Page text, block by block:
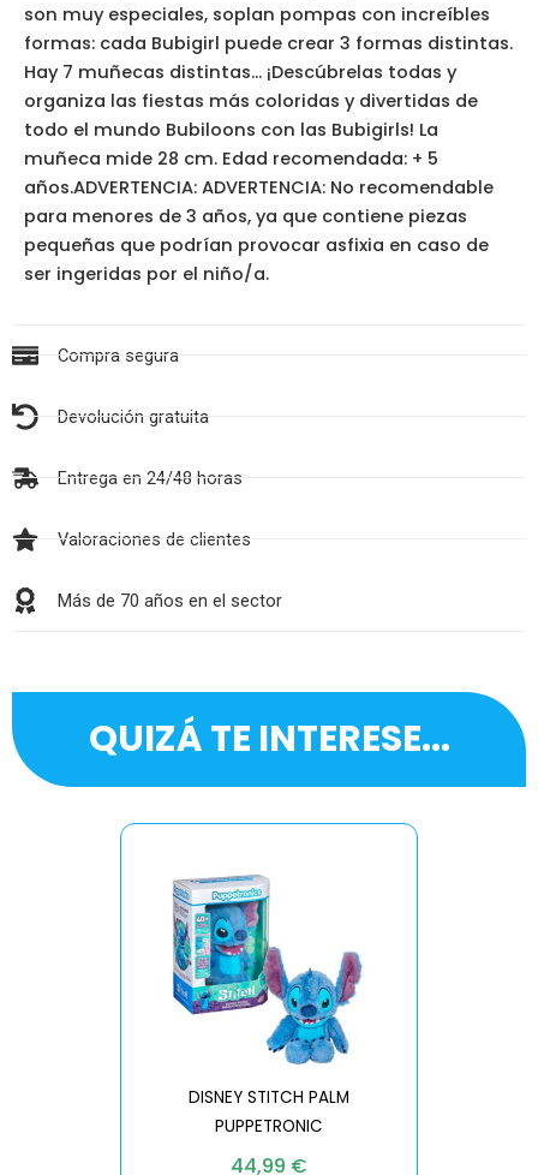
son muy especiales, soplan pompas con increíbles
formas: cada Bubigirl puede crear 3 formas distintas.
Hay 7 muñecas distintas… ¡Descúbrelas todas y
organiza las fiestas más coloridas y divertidas de
todo el mundo Bubiloons con las Bubigirls! La
muñeca mide 28 cm. Edad recomendada: + 5
años.ADVERTENCIA: ADVERTENCIA: No recomendable
para menores de 3 años, ya que contiene piezas
pequeñas que podrían provocar asfixia en caso de
ser ingeridas por el niño/a.
Compra segura
Devolución gratuita
Entrega en 24/48 horas
Valoraciones de clientes
Más de 70 años en el sector
QUIZÁ TE INTERESE...
DISNEY STITCH PALM
PUPPETRONIC
44,99 €